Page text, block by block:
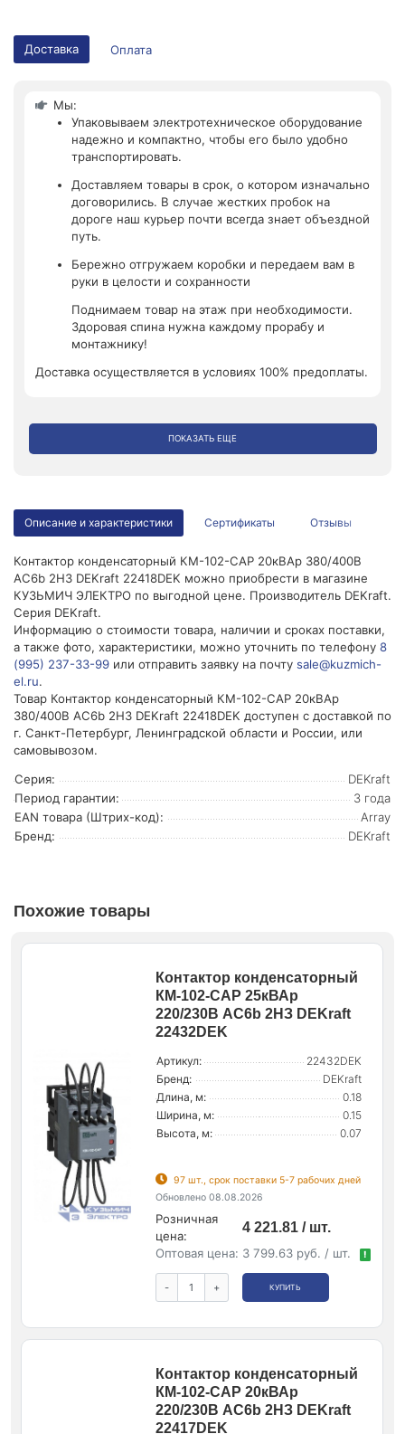
Доставка Оплата
Мы:
Упаковываем электротехническое оборудование
надежно и компактно, чтобы его было удобно
транспортировать.
Доставляем товары в срок, о котором изначально
договорились. В случае жестких пробок на
дороге наш курьер почти всегда знает объездной
путь.
Бережно отгружаем коробки и передаем вам в
руки в целости и сохранности
Поднимаем товар на этаж при необходимости.
Здоровая спина нужна каждому прорабу и
монтажнику!
Доставка осуществляется в условиях 100% предоплаты.
ПОКАЗАТЬ ЕЩЕ
Описание и характеристики Сертификаты Отзывы
Контактор конденсаторный КМ-102-CAP 20кВАр 380/400В
AC6b 2НЗ DEKraft 22418DEK можно приобрести в магазине
КУЗЬМИЧ ЭЛЕКТРО по выгодной цене. Производитель DEKraft.
Серия DEKraft.
Информацию о стоимости товара, наличии и сроках поставки,
а также фото, характеристики, можно уточнить по телефону 8
(995) 237-33-99 или отправить заявку на почту sale@kuzmich-
el.ru.
Товар Контактор конденсаторный КМ-102-CAP 20кВАр
380/400В AC6b 2НЗ DEKraft 22418DEK доступен с доставкой по
г. Санкт-Петербург, Ленинградской области и России, или
самовывозом.
Серия:
DEKraft
Период гарантии:
3 года
EAN товара (Штрих-код):
Array
Бренд:
DEKraft
Похожие товары
Контактор конденсаторный
КМ-102-CAP 25кВАр
220/230В AC6b 2НЗ DEKraft
22432DEK
Артикул:
22432DEK
Бренд:
DEKraft
Длина, м:
0.18
Ширина, м:
0.15
Высота, м:
0.07
97 шт., срок поставки 5-7 рабочих дней
Обновлено 08.08.2026
Розничная
цена:
4 221.81 / шт.
Оптовая цена: 3 799.63 руб. / шт. !
- + КУПИТЬ
Контактор конденсаторный
КМ-102-CAP 20кВАр
220/230В AC6b 2НЗ DEKraft
22417DEK